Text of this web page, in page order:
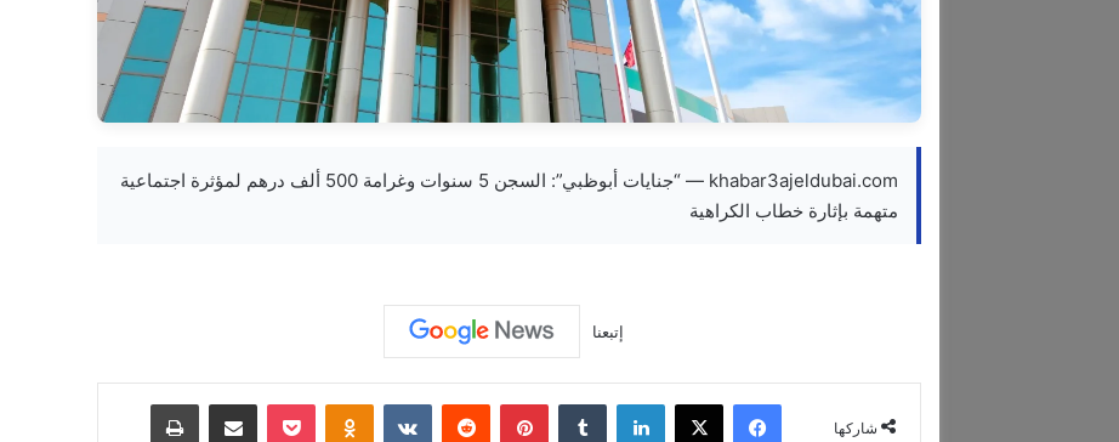
khabar3ajeldubai.com — “جنايات أبوظبي”: السجن 5 سنوات وغرامة 500 ألف درهم لمؤثرة اجتماعية
متهمة بإثارة خطاب الكراهية
إتبعنا
شاركها
فيسبوك ‫X لينكدإن ‏Tumblr بينتيريست ‏Reddit
‏VKontakte
Odnoklassniki
‫Pocket مشاركة عبر البريد طباعة